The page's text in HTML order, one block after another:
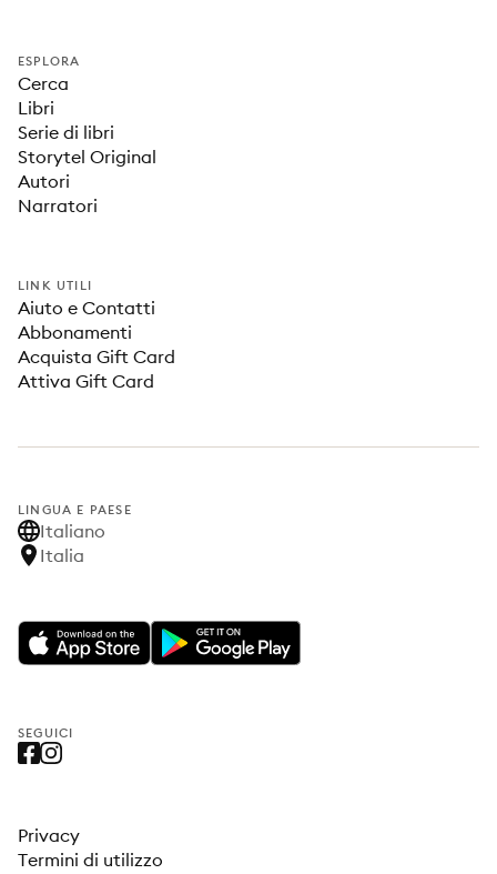
ESPLORA
Cerca
Libri
Serie di libri
Storytel Original
Autori
Narratori
LINK UTILI
Aiuto e Contatti
Abbonamenti
Acquista Gift Card
Attiva Gift Card
LINGUA E PAESE
Italiano
Italia
SEGUICI
Privacy
Termini di utilizzo